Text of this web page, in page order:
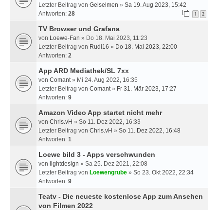
Letzter Beitrag von Geiselmen » Sa 19. Aug 2023, 15:42
Antworten: 28 1 2
TV Browser und Grafana
von Loewe-Fan » Do 18. Mai 2023, 11:23
Letzter Beitrag von Rudi16 » Do 18. Mai 2023, 22:00
Antworten: 2
App ARD Mediathek/SL 7xx
von Comant» Mi 24. Aug 2022, 16:35
Letzter Beitrag von Comant» Fr 31. Mär 2023, 17:27
Antworten: 9
Amazon Video App startet nicht mehr
von Chris.vH » So 11. Dez 2022, 16:33
Letzter Beitrag von Chris.vH » So 11. Dez 2022, 16:48
Antworten: 1
Loewe bild 3 - Apps verschwunden
von lightdesign » Sa 25. Dez 2021, 22:08
Letzter Beitrag von Loewengrube » So 23. Okt 2022, 22:34
Antworten: 9
Teatv - Die neueste kostenlose App zum Ansehen
von Filmen 2022